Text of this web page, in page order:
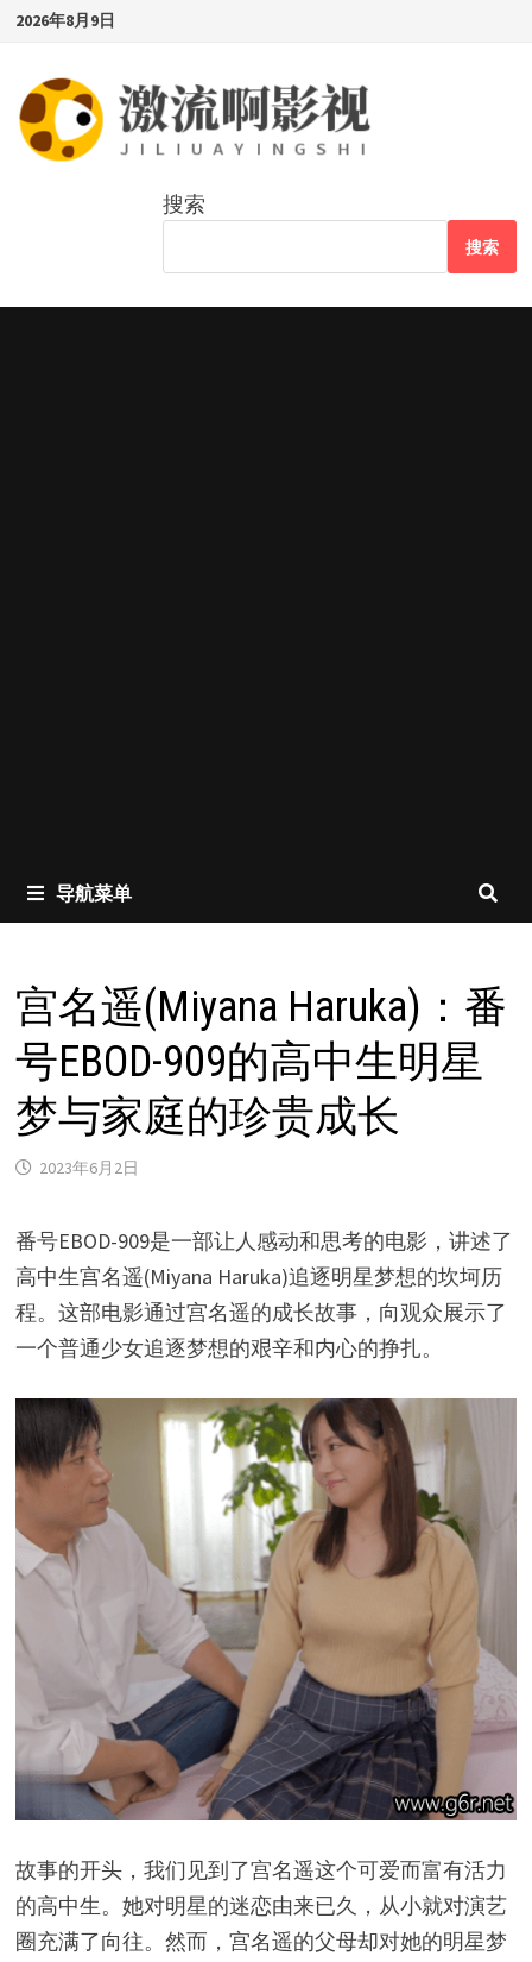
Skip
content
2026年8月9日
搜索
搜索
导航菜单
宫名遥(Miyana Haruka)：番
号EBOD-909的高中生明星
梦与家庭的珍贵成长
2023年6月2日
番号EBOD-909是一部让人感动和思考的电影，讲述了
高中生宫名遥(Miyana Haruka)追逐明星梦想的坎坷历
程。这部电影通过宫名遥的成长故事，向观众展示了
一个普通少女追逐梦想的艰辛和内心的挣扎。
故事的开头，我们见到了宫名遥这个可爱而富有活力
的高中生。她对明星的迷恋由来已久，从小就对演艺
圈充满了向往。然而，宫名遥的父母却对她的明星梦